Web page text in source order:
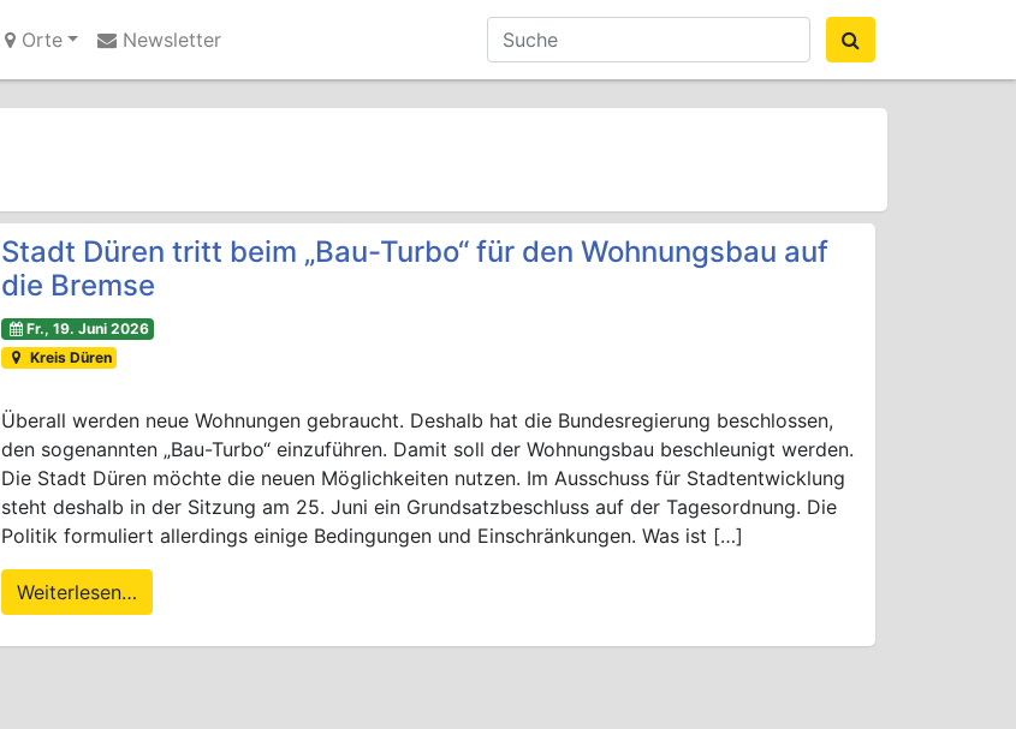
Orte Newsletter
Stadt Düren tritt beim „Bau-Turbo“ für den Wohnungsbau auf
die Bremse
Fr., 19. Juni 2026
Kreis Düren
Überall werden neue Wohnungen gebraucht. Deshalb hat die Bundesregierung beschlossen,
den sogenannten „Bau-Turbo“ einzuführen. Damit soll der Wohnungsbau beschleunigt werden.
Die Stadt Düren möchte die neuen Möglichkeiten nutzen. Im Ausschuss für Stadtentwicklung
steht deshalb in der Sitzung am 25. Juni ein Grundsatzbeschluss auf der Tagesordnung. Die
Politik formuliert allerdings einige Bedingungen und Einschränkungen. Was ist […]
Weiterlesen…